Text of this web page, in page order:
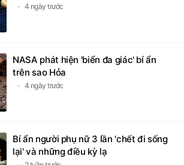
4 ngày trước
NASA phát hiện 'biển đa giác' bí ẩn
trên sao Hỏa
4 ngày trước
Bí ẩn người phụ nữ 3 lần 'chết đi sống
lại' và những điều kỳ lạ